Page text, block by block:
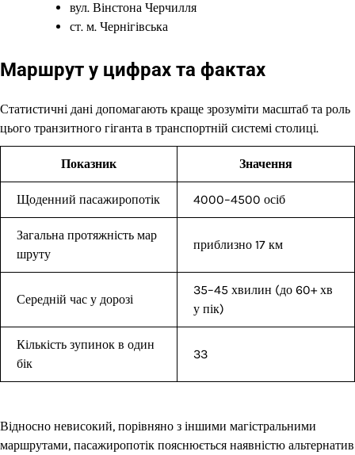
вул. Вінстона Черчилля
ст. м. Чернігівська
Маршрут у цифрах та фактах
Статистичні дані допомагають краще зрозуміти масштаб та роль
цього транзитного гіганта в транспортній системі столиці.
Показник Значення
Щоденний пасажиропотік 4000–4500 осіб
Загальна протяжність мар
шруту
приблизно 17 км
Середній час у дорозі
35–45 хвилин (до 60+ хв
у пік)
Кількість зупинок в один
бік
33
Відносно невисокий, порівняно з іншими магістральними
маршрутами, пасажиропотік пояснюється наявністю альтернатив